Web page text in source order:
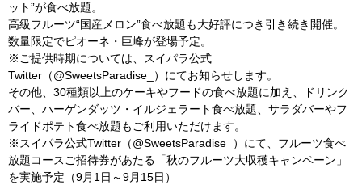
ット”が食べ放題。
高級フルーツ“国産メロン”食べ放題も大好評につき引き続き開催。
数量限定でピオーネ・巨峰が登場予定。
※ご提供時期については、スイパラ公式
Twitter（@SweetsParadise_）にてお知らせします。
その他、30種類以上のケーキやフードの食べ放題に加え、ドリンク
バー、ハーゲンダッツ・イルジェラート食べ放題、サラダバーやフ
ライドポテト食べ放題もご利用いただけます。
※スイパラ公式Twitter（@SweetsParadise_）にて、フルーツ食べ
放題コースご招待券があたる「秋のフルーツ大収穫キャンペーン」
を実施予定（9月1日～9月15日）